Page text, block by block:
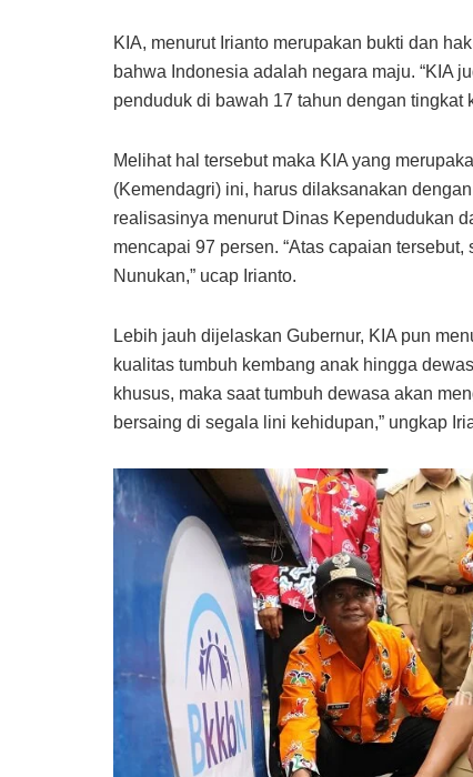
KIA, menurut Irianto merupakan bukti dan
bahwa Indonesia adalah negara maju. “KIA
penduduk di bawah 17 tahun dengan tingkat
Melihat hal tersebut maka KIA yang
(Kemendagri) ini, harus dilaksanakan
realisasinya menurut Dinas Kependudukan
mencapai 97 persen. “Atas capaian
Nunukan,” ucap Irianto.
Lebih jauh dijelaskan Gubernur, KIA pun
kualitas tumbuh kembang anak hingga
khusus, maka saat tumbuh dewasa akan
bersaing di segala lini kehidupan,” ungkap